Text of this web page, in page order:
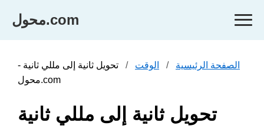
محول.com
الصفحة الرئيسية الوقت
تحويل ثانية إلى مللي ثانية -
محول.com
تحويل ثانية إلى مللي ثانية